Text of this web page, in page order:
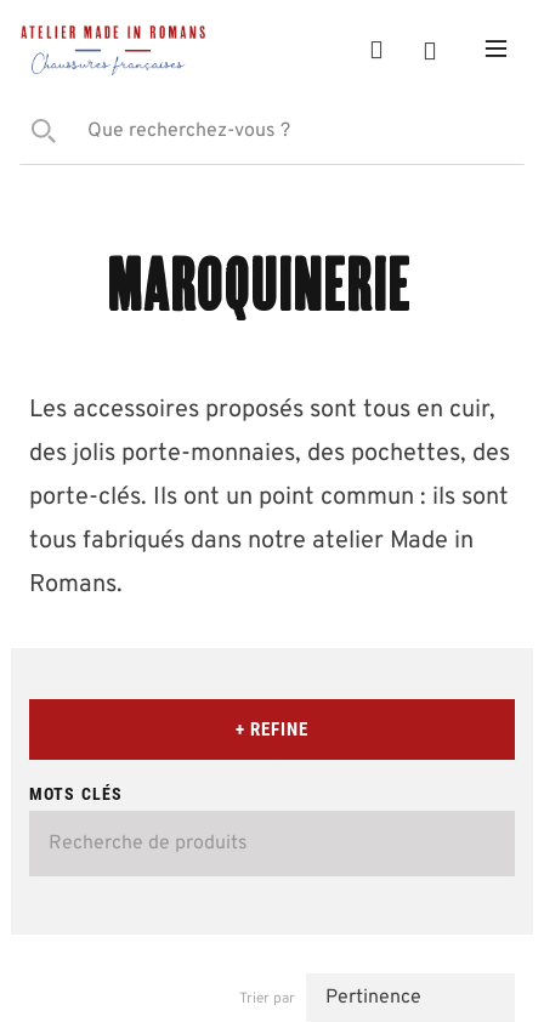
Maroquinerie
Les accessoires proposés sont tous en cuir,
des jolis porte-monnaies, des pochettes, des
porte-clés. Ils ont un point commun : ils sont
tous fabriqués dans notre atelier Made in
Romans.
+ REFINE
MOTS CLÉS
Trier par